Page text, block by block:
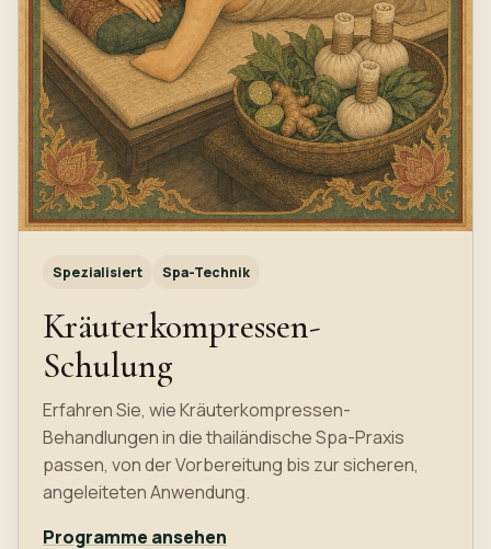
Spezialisiert Spa-Technik
Kräuterkompressen-
Schulung
Erfahren Sie, wie Kräuterkompressen-
Behandlungen in die thailändische Spa-Praxis
passen, von der Vorbereitung bis zur sicheren,
angeleiteten Anwendung.
Programme ansehen